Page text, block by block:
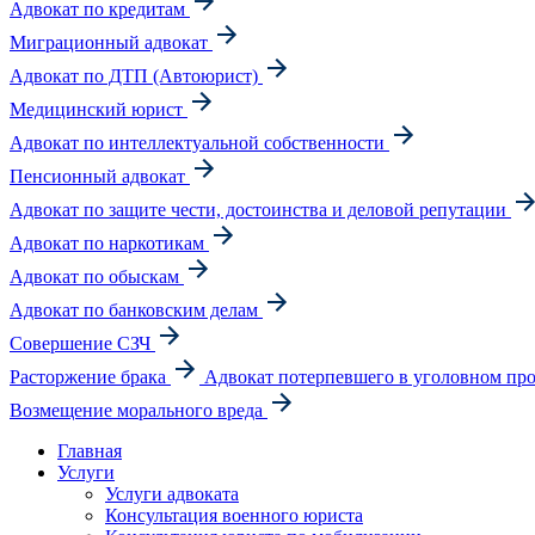
Адвокат по кредитам
Миграционный адвокат
Адвокат по ДТП (Автоюрист)
Медицинский юрист
Адвокат по интеллектуальной собственности
Пенсионный адвокат
Адвокат по защите чести, достоинства и деловой репутации
Адвокат по наркотикам
Адвокат по обыскам
Адвокат по банковским делам
Совершение СЗЧ
Расторжение брака
Адвокат потерпевшего в уголовном
Возмещение морального вреда
Главная
Услуги
Услуги адвоката
Консультация военного юриста